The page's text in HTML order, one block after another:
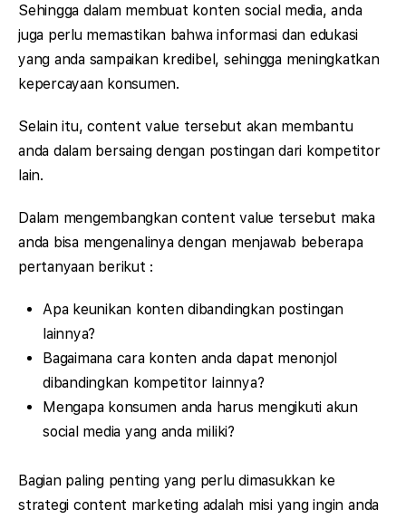
Sehingga dalam membuat konten social media, anda
juga perlu memastikan bahwa informasi dan edukasi
yang anda sampaikan kredibel, sehingga meningkatkan
kepercayaan konsumen.
Selain itu, content value tersebut akan membantu
anda dalam bersaing dengan postingan dari kompetitor
lain.
Dalam mengembangkan content value tersebut maka
anda bisa mengenalinya dengan menjawab beberapa
pertanyaan berikut :
Apa keunikan konten dibandingkan postingan
lainnya?
Bagaimana cara konten anda dapat menonjol
dibandingkan kompetitor lainnya?
Mengapa konsumen anda harus mengikuti akun
social media yang anda miliki?
Bagian paling penting yang perlu dimasukkan ke
strategi content marketing adalah misi yang ingin anda